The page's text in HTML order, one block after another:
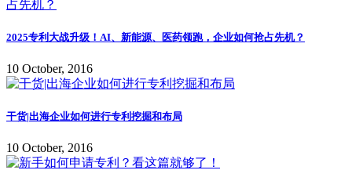
2025专利大战升级！AI、新能源、医药领跑，企业如何抢占先机？
10 October, 2016
干货|出海企业如何进行专利挖掘和布局
10 October, 2016